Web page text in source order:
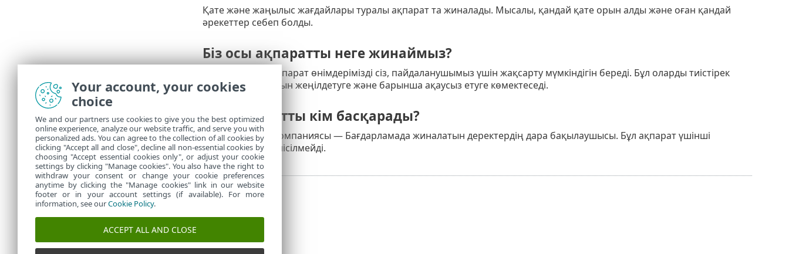
Қате және жаңылыс жағдайлары туралы ақпарат та жиналады. Мысалы, қандай қате орын алды және оған қандай
әрекеттер себеп болды.
Біз осы ақпаратты неге жинаймыз?
Бұл анонимдік ақпарат өнімдерімізді сіз, пайдаланушымыз үшін жақсарту мүмкіндігін береді. Бұл оларды тиістірек
етуге, пайдалануын жеңілдетуге және барынша ақаусыз етуге көмектеседі.
Бұл ақпаратты кім басқарады?
ESET, spol. s r.o. компаниясы — Бағдарламада жиналатын деректердің дара бақылаушысы. Бұл ақпарат үшінші
тараптармен бөлісілмейді.
Your account, your cookies
choice
We and our partners use cookies to give you the best optimized
online experience, analyze our website traffic, and serve you with
personalized ads. You can agree to the collection of all cookies by
clicking "Accept all and close", decline all non-essential cookies by
choosing "Accept essential cookies only", or adjust your cookie
settings by clicking "Manage cookies". You also have the right to
withdraw your consent or change your cookie preferences
anytime by clicking the "Manage cookies" link in our website
footer or in your account settings (if available). For more
information, see ourCookie Policy.
ACCEPT ALL AND CLOSE